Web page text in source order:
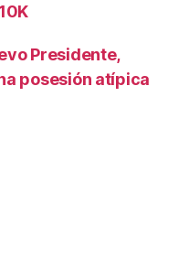
Presidente,
posesión atípica